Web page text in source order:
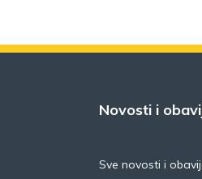
Novosti i
Sve novosti i